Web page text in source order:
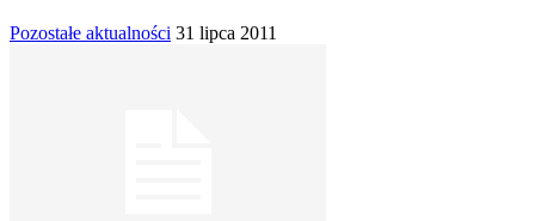
Pozostałe aktualności 31 lipca 2011